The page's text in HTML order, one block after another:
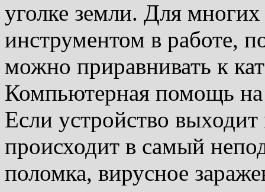
уголке земли. Для
инструментом в работе,
можно приравнивать к
Компьютерная помощь
Если устройство выходит
происходит в самый
поломка, вирусное